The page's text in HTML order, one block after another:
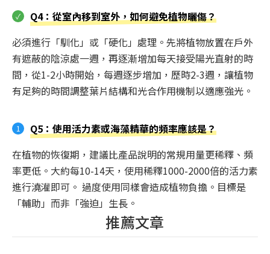
Q4：從室內移到室外，如何避免植物曬傷？
必須進行「馴化」或「硬化」處理。先將植物放置在戶外
有遮蔽的陰涼處一週，再逐漸增加每天接受陽光直射的時
間，從1-2小時開始，每週逐步增加，歷時2-3週，讓植物
有足夠的時間調整葉片結構和光合作用機制以適應強光。
Q5：使用活力素或海藻精華的頻率應該是？
在植物的恢復期，建議比產品說明的常規用量更稀釋、頻
率更低。大約每10-14天，使用稀釋1000-2000倍的活力素
進行澆灌即可。 過度使用同樣會造成植物負擔。目標是
「輔助」而非「強迫」生長。
推薦文章